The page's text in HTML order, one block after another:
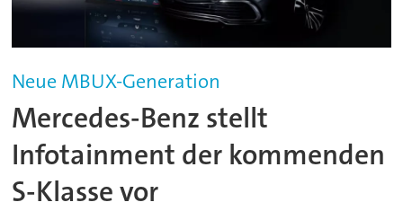
Neue MBUX-Generation
Mercedes-Benz stellt
Infotainment der kommenden
S-Klasse vor